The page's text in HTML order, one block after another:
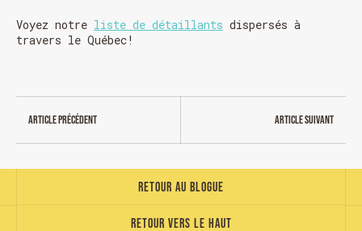
Voyez notre liste de détaillants dispersés à
travers le Québec!
Article précédent Article suivant
Retour vers le haut
Retour au blogue
HORAIRE DES FÊTES
FERMÉ du 23 au 25 décembre